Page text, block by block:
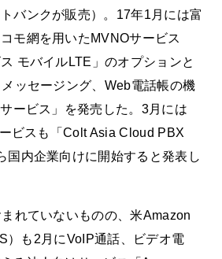
バンクが販売）。17年1月には富
モ網を用いたMVNOサービス
モバイルLTE」のオプションと
ッセージング、Web電話帳の機
ービス」を発売した。3月には
ビスも「Colt Asia Cloud PBX
国内企業向けに開始すると発表し
れていないものの、米Amazon
）も2月にVoIP通話、ビデオ電